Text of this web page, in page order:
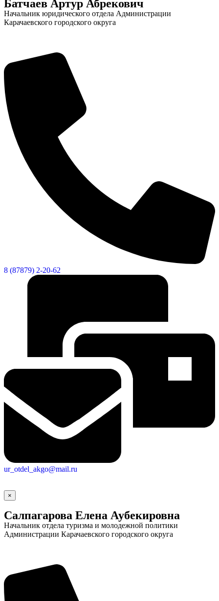
Батчаев Артур Абрекович
Начальник юридического отдела Администрации
Карачаевского городского округа
8 (87879) 2-20-62
ur_otdel_akgo@mail.ru
×
Салпагарова Елена Аубекировна
Начальник отдела туризма и молодежной политики
Администрации Карачаевского городского округа